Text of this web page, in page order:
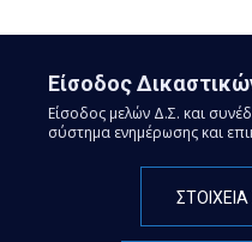
Είσοδος
Είσοδος μελών Δ.Σ. και
σύστημα ενημέρωσης και